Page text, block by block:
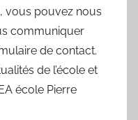
vous pouvez nous
communiquer
de contact.
de l’école et
école Pierre